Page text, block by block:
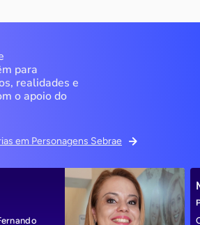
para
realidades e
o apoio do
em Personagens Sebrae